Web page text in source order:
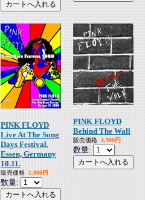
PINK FLOYD
Live At The Song
Days Festival,
Essen, Germany
10.11.
販売価格 1,980円
数量:
PINK FLOYD
Behind The Wall
販売価格 1,980円
数量: